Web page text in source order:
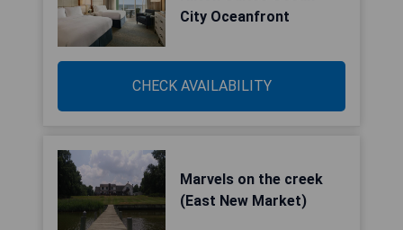
City Oceanfront
CHECK AVAILABILITY
Marvels on the creek
(East New Market)